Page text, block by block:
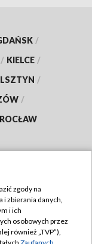
/
/ KIELCE /
/
/
zgody na
i zbierania danych,
i ich
osobowych przez
również „TVP”),